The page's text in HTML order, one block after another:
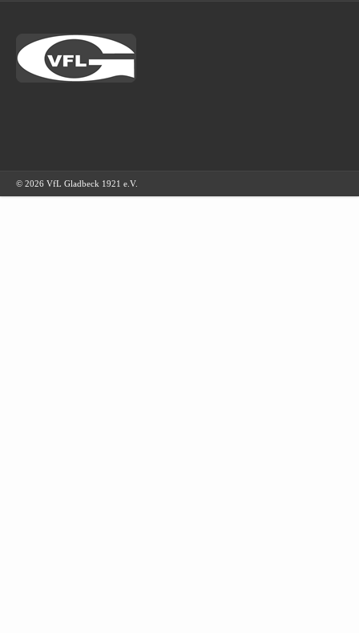
© 2026 VfL Gladbeck 1921 e.V.